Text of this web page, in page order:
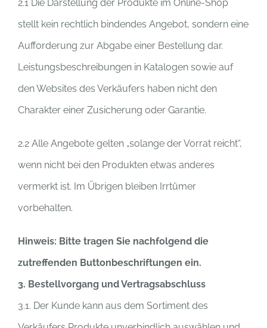
2.1 Die Darstellung der Produkte im Online-Shop
stellt kein rechtlich bindendes Angebot, sondern eine
Aufforderung zur Abgabe einer Bestellung dar.
Leistungsbeschreibungen in Katalogen sowie auf
den Websites des Verkäufers haben nicht den
Charakter einer Zusicherung oder Garantie.
2.2 Alle Angebote gelten „solange der Vorrat reicht“,
wenn nicht bei den Produkten etwas anderes
vermerkt ist. Im Übrigen bleiben Irrtümer
vorbehalten.
Hinweis: Bitte tragen Sie nachfolgend die
zutreffenden Buttonbeschriftungen ein.
3. Bestellvorgang und Vertragsabschluss
3.1. Der Kunde kann aus dem Sortiment des